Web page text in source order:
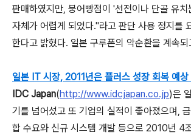
판매하였지만, 붕어빵점이 '선전이나 단골 유치
자체가 어렵게 되었다."라고 판단 사용 정지를
한다고 밝혔다. 일본 구루폰의 악순환을 계속
일본 IT 시장, 2011년은 플러스 성장 회복 예
IDC Japan(http://www.idcjapan.co.jp)은
기를 넘어섰고 또 기업의 실적이 좋아졌으며,
합 수요와 신규 시스템 개발 등으로 2010년 4